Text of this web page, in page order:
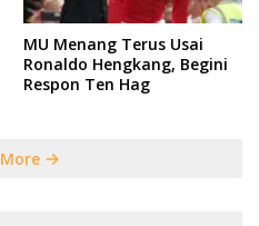
MU Menang Terus Usai
Ronaldo Hengkang, Begini
Respon Ten Hag